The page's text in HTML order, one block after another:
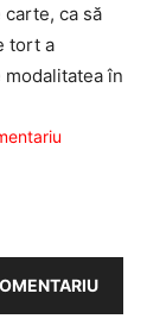
ca să
tort a
în